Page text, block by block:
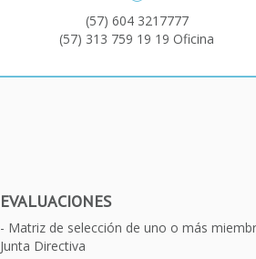
(57) 604 3217777
(57) 313 759 19 19 Oficina
EVALUACIONES
Matriz de selección de uno o más
Junta Directiva